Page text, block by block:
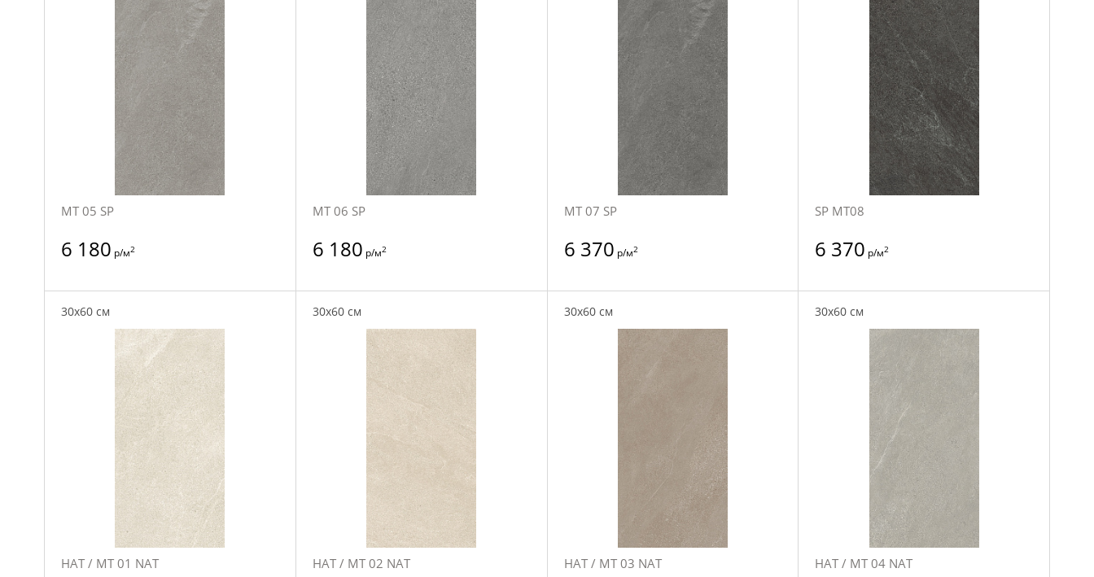
MT 05 SP
6 180 р/м2
MT 06 SP
6 180 р/м2
MT 07 SP
6 370 р/м2
SP MT08
6 370 р/м2
30x60 см
НАТ / MT 01 NAT
30x60 см
НАТ / MT 02 NAT
30x60 см
НАТ / MT 03 NAT
30x60 см
НАТ / MT 04 NAT